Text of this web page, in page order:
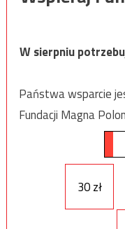
W sierpniu
Państwa wsparcie
Fundacji Magna
30 zł